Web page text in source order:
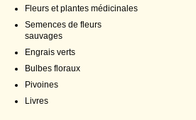
Fleurs et plantes médicinales
Semences de fleurs
sauvages
Engrais verts
Bulbes floraux
Pivoines
Livres